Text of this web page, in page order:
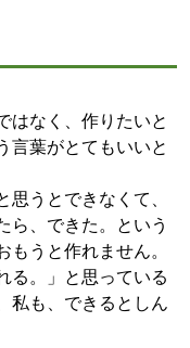
はなく、作りたいと
言葉がとてもいいと
うとできなくて、
ら、できた。という
うと作れません。
る。」と思っている
私も、できるとしん